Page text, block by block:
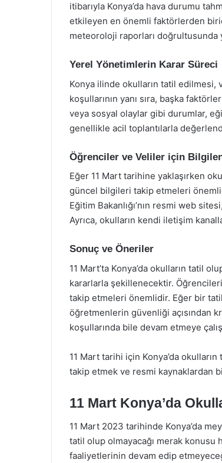
itibarıyla Konya’da hava durumu
etkileyen en önemli faktörlerden
meteoroloji raporları doğrultusunda
Yerel Yönetimlerin Karar Süreci
Konya ilinde okulların tatil
koşullarının yanı sıra, başka
veya sosyal olaylar gibi durumlar,
genellikle acil toplantılarla
Öğrenciler ve Veliler için
Eğer 11 Mart tarihine yaklaşırken
güncel bilgileri takip etmeleri
Eğitim Bakanlığı’nın resmi web
Ayrıca, okulların kendi iletişim
Sonuç ve Öneriler
11 Mart’ta Konya’da okulların tatil
kararlarla şekillenecektir.
takip etmeleri önemlidir. Eğer bir
öğretmenlerin güvenliği açısından
koşullarında bile devam etmeye
11 Mart tarihi için Konya’da
takip etmek ve resmi kaynaklardan
11 Mart Konya’da
11 Mart 2023 tarihinde Konya’da
tatil olup olmayacağı merak
faaliyetlerinin devam edip